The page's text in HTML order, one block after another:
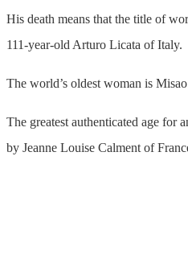
His death means that the title of
111-year-old Arturo Licata of Italy.
The world’s oldest woman is
The greatest authenticated age for
by Jeanne Louise Calment of